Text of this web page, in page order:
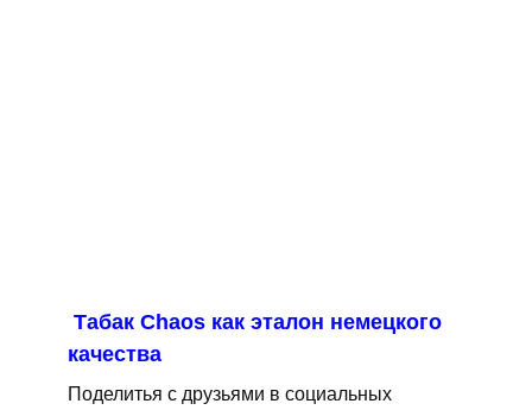
Табак Сhaos как эталон немецкого
качества
Поделитья с друзьями в социальных